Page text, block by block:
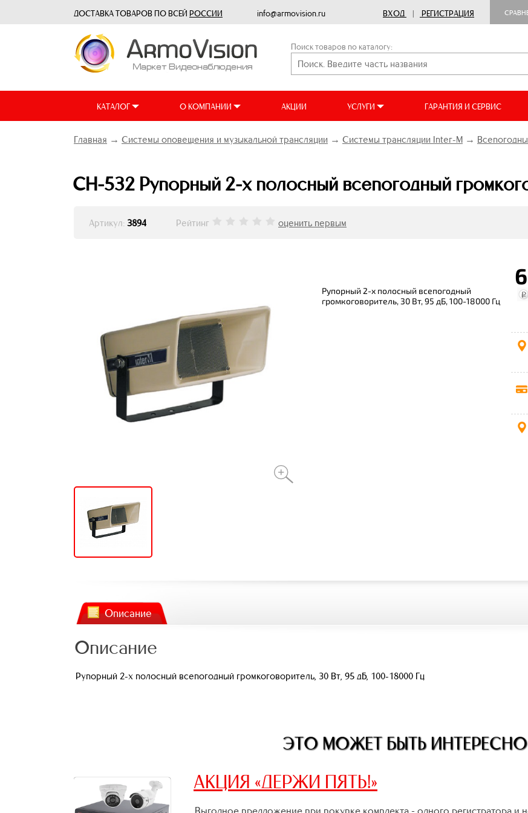
ДОСТАВКА ТОВАРОВ ПО ВСЕЙ РОССИИ info@armovision.ru ВХОД | РЕГИСТРАЦИЯ
Поиск товаров по каталогу:
КАТАЛОГ О КОМПАНИИ АКЦИИ УСЛУГИ ГАРАНТИЯ И СЕРВИС
Главная → Системы оповещения и музыкальной трансляции → Системы трансляции Inter-M →
CH-532 Рупорный 2-х полосный всепогодный
Артикул: 3894 Рейтинг оценить первым
Рупорный 2-х полосный всепогодный
громкоговоритель, 30 Вт, 95 дБ, 100-18000 Гц
Описание
Описание
Рупорный 2-х полосный всепогодный громкоговоритель, 30 Вт, 95 дБ, 100-18000 Гц
ЭТО МОЖЕТ БЫТЬ
АКЦИЯ «ДЕРЖИ ПЯТЬ!»
Выгодное предложение при покупке комплекта - одного регистратора и